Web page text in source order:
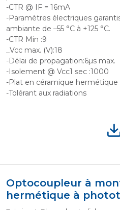
-CTR @ IF = 16mA
-Paramètres électriques
ambiante de –55 °C à +125 °C.
-CTR Min :9
_Vcc max. (V):18
-Délai de propagation:6µs max.
-Isolement @ Vcc1 sec :1000
-Plat en céramique hermétique
-Tolérant aux radiations
Optocoupleur à
hermétique à